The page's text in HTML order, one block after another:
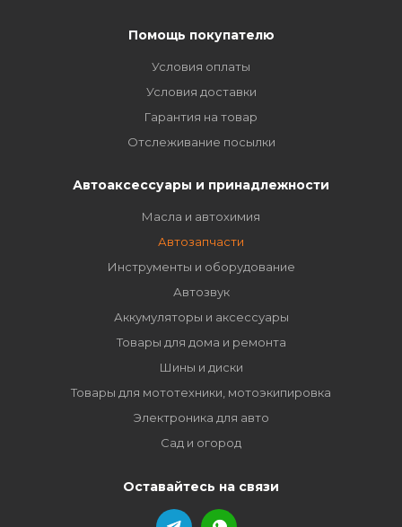
Помощь покупателю
Условия оплаты
Условия доставки
Гарантия на товар
Отслеживание посылки
Автоаксессуары и принадлежности
Масла и автохимия
Автозапчасти
Инструменты и оборудование
Автозвук
Аккумуляторы и аксессуары
Товары для дома и ремонта
Шины и диски
Товары для мототехники, мотоэкипировка
Электроника для авто
Сад и огород
Оставайтесь на связи